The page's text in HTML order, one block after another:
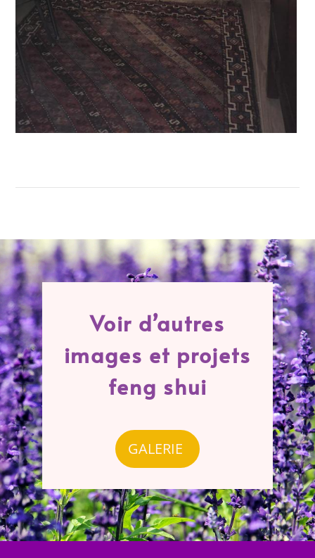
Voir d’autres
images et projets
feng shui
GALERIE